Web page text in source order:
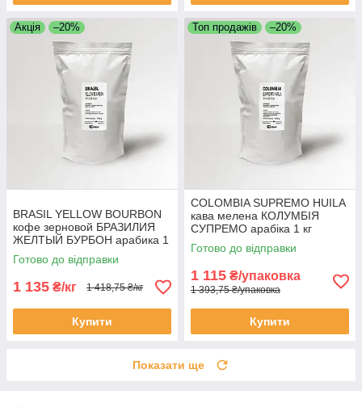
Акція –20%
BRASIL YELLOW BOURBON
кофе зерновой БРАЗИЛИЯ
ЖЕЛТЫЙ БУРБОН арабика 1
кг Свежеобжаренный кофе
мелена Моносорт
Готово до відправки
1 135 ₴/кг 1 418,75 ₴/кг
Купити
Топ продажів –20%
COLOMBIA SUPREMO HUILA
кава мелена КОЛУМБІЯ
СУПРЕМО арабіка 1 кг
Свіжообсмажена кава
Моносорт
Готово до відправки
1 115 ₴/упаковка
1 393,75 ₴/упаковка
Купити
Показати ще